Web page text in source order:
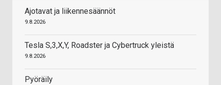
Ajotavat ja liikennesäännöt
9.8.2026
Tesla S,3,X,Y, Roadster ja Cybertruck yleistä
9.8.2026
Pyöräily